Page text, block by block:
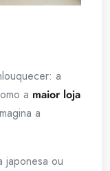
a
a maior loja
a
japonesa ou